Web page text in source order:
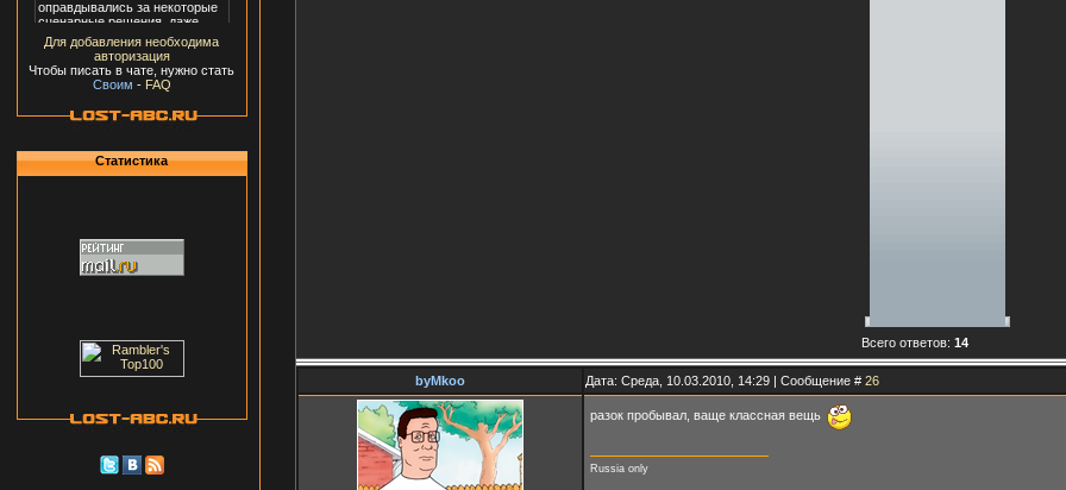
Для добавления необходима
авторизация
Чтобы писать в чате, нужно стать
Своим - FAQ
Статистика
Всего ответов: 14
byMkoo Дата: Среда, 10.03.2010, 14:29 | Сообщение # 26
разок пробывал, ваще классная вещь
Russia only